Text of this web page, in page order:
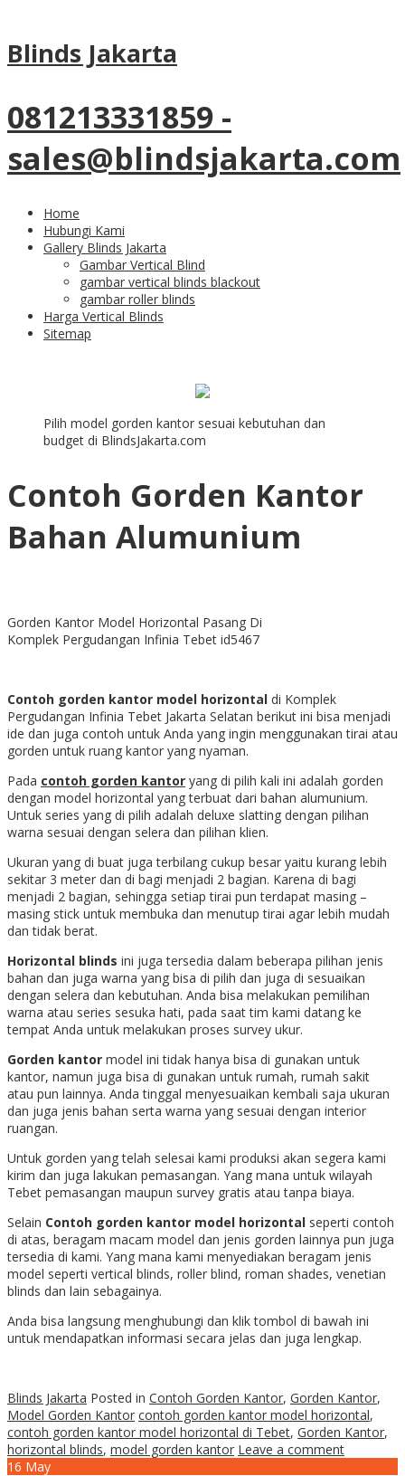
Blinds Jakarta
081213331859 -
sales@blindsjakarta.com
Home
Hubungi Kami
Gallery Blinds Jakarta
Gambar Vertical Blind
gambar vertical blinds blackout
gambar roller blinds
Harga Vertical Blinds
Sitemap
Category Archives:
Gorden Kantor
19 May
Contoh Gorden Kantor
Model Horizontal
Pasang Di Komplek
Pergudangan Infinia
Tebet
Pilih model gorden kantor sesuai kebutuhan dan
budget di BlindsJakarta.com
Contoh Gorden Kantor
Bahan Alumunium
Gorden Kantor Model Horizontal Pasang Di
Komplek Pergudangan Infinia Tebet id5467
Contoh gorden kantor model horizontal di Komplek
Pergudangan Infinia Tebet Jakarta Selatan berikut ini bisa menjadi
ide dan juga contoh untuk Anda yang ingin menggunakan tirai atau
gorden untuk ruang kantor yang nyaman.
Pada contoh gorden kantor yang di pilih kali ini adalah gorden
dengan model horizontal yang terbuat dari bahan alumunium.
Untuk series yang di pilih adalah deluxe slatting dengan pilihan
warna sesuai dengan selera dan pilihan klien.
Ukuran yang di buat juga terbilang cukup besar yaitu kurang lebih
sekitar 3 meter dan di bagi menjadi 2 bagian. Karena di bagi
menjadi 2 bagian, sehingga setiap tirai pun terdapat masing –
masing stick untuk membuka dan menutup tirai agar lebih mudah
dan tidak berat.
Horizontal blinds ini juga tersedia dalam beberapa pilihan jenis
bahan dan juga warna yang bisa di pilih dan juga di sesuaikan
dengan selera dan kebutuhan. Anda bisa melakukan pemilihan
warna atau series sesuka hati, pada saat tim kami datang ke
tempat Anda untuk melakukan proses survey ukur.
Gorden kantor model ini tidak hanya bisa di gunakan untuk
kantor, namun juga bisa di gunakan untuk rumah, rumah sakit
atau pun lainnya. Anda tinggal menyesuaikan kembali saja ukuran
dan juga jenis bahan serta warna yang sesuai dengan interior
ruangan.
Untuk gorden yang telah selesai kami produksi akan segera kami
kirim dan juga lakukan pemasangan. Yang mana untuk wilayah
Tebet pemasangan maupun survey gratis atau tanpa biaya.
Selain Contoh gorden kantor model horizontal seperti contoh
di atas, beragam macam model dan jenis gorden lainnya pun juga
tersedia di kami. Yang mana kami menyediakan beragam jenis
model seperti vertical blinds, roller blind, roman shades, venetian
blinds dan lain sebagainya.
Anda bisa langsung menghubungi dan klik tombol di bawah ini
untuk mendapatkan informasi secara jelas dan juga lengkap.
Blinds Jakarta Posted in Contoh Gorden Kantor, Gorden Kantor,
Model Gorden Kantor contoh gorden kantor model horizontal,
contoh gorden kantor model horizontal di Tebet, Gorden Kantor,
horizontal blinds, model gorden kantor Leave a comment
16 May